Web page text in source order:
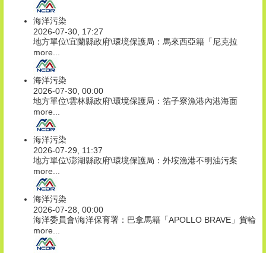
海洋污染
2026-07-30, 17:27
地方單位\宜蘭縣政府\環境保護局：馬來西亞籍「尼克拉
more...
海洋污染
2026-07-30, 00:00
地方單位\雲林縣政府\環境保護局：箔子寮漁港內港海面
more...
海洋污染
2026-07-29, 11:37
地方單位\澎湖縣政府\環境保護局：外垵漁港不明油污案
more...
海洋污染
2026-07-28, 00:00
海洋委員會\海洋保育署：巴拿馬籍「APOLLO BRAVE」貨輪
more...